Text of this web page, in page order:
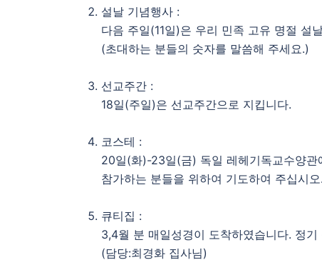
설날 기념행사 :
다음 주일(11일)은 우리 민족 고유 명절 설
(초대하는 분들의 숫자를 말씀해 주세요.)
선교주간 :
18일(주일)은 선교주간으로 지킵니다.
코스테 :
20일(화)-23일(금) 독일 레헤기독교수양관
참가하는 분들을 위하여 기도하여 주십시오.
큐티집 :
3,4월 분 매일성경이 도착하였습니다. 정
(담당:최경화 집사님)